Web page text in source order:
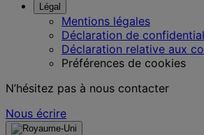
Légal
Mentions légales
Déclaration de
Déclaration relative aux
Préférences de cookies
N’hésitez pas à nous contacter
Nous écrire